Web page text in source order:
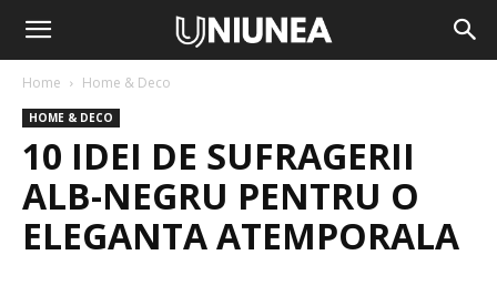
Home Home & Deco
HOME & DECO
10 IDEI DE SUFRAGERII
ALB-NEGRU PENTRU O
ELEGANTA ATEMPORALA